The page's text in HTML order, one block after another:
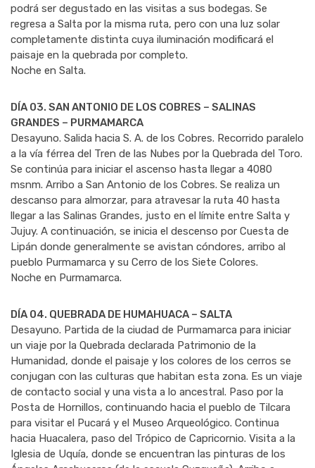
podrá ser degustado en las visitas a sus bodegas. Se
regresa a Salta por la misma ruta, pero con una luz solar
completamente distinta cuya iluminación modificará el
paisaje en la quebrada por completo.
Noche en Salta.
DÍA 03. SAN ANTONIO DE LOS COBRES – SALINAS
GRANDES – PURMAMARCA
Desayuno. Salida hacia S. A. de los Cobres. Recorrido paralelo
a la vía férrea del Tren de las Nubes por la Quebrada del Toro.
Se continúa para iniciar el ascenso hasta llegar a 4080
msnm. Arribo a San Antonio de los Cobres. Se realiza un
descanso para almorzar, para atravesar la ruta 40 hasta
llegar a las Salinas Grandes, justo en el límite entre Salta y
Jujuy. A continuación, se inicia el descenso por Cuesta de
Lipán donde generalmente se avistan cóndores, arribo al
pueblo Purmamarca y su Cerro de los Siete Colores.
Noche en Purmamarca.
DÍA 04. QUEBRADA DE HUMAHUACA – SALTA
Desayuno. Partida de la ciudad de Purmamarca para iniciar
un viaje por la Quebrada declarada Patrimonio de la
Humanidad, donde el paisaje y los colores de los cerros se
conjugan con las culturas que habitan esta zona. Es un viaje
de contacto social y una vista a lo ancestral. Paso por la
Posta de Hornillos, continuando hacia el pueblo de Tilcara
para visitar el Pucará y el Museo Arqueológico. Continua
hacia Huacalera, paso del Trópico de Capricornio. Visita a la
Iglesia de Uquía, donde se encuentran las pinturas de los